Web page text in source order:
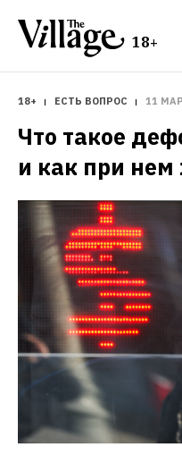
18+
18+ ЕСТЬ ВОПРОС 11
Что такое
и как при